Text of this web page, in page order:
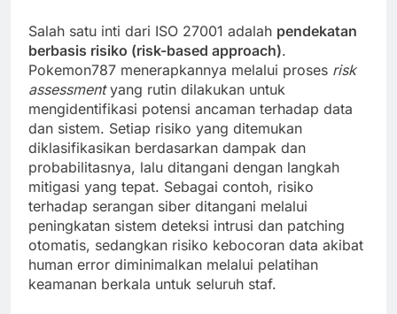
Salah satu inti dari ISO 27001 adalah pendekatan
berbasis risiko (risk-based approach).
Pokemon787 menerapkannya melalui proses risk
assessmentyang rutin dilakukan untuk
mengidentifikasi potensi ancaman terhadap data
dan sistem. Setiap risiko yang ditemukan
diklasifikasikan berdasarkan dampak dan
probabilitasnya, lalu ditangani dengan langkah
mitigasi yang tepat. Sebagai contoh, risiko
terhadap serangan siber ditangani melalui
peningkatan sistem deteksi intrusi dan patching
otomatis, sedangkan risiko kebocoran data akibat
human error diminimalkan melalui pelatihan
keamanan berkala untuk seluruh staf.